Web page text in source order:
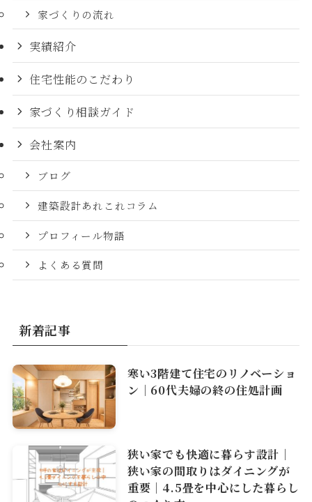
家づくりの流れ
実績紹介
住宅性能のこだわり
家づくり相談ガイド
会社案内
ブログ
建築設計あれこれコラム
プロフィール物語
よくある質問
新着記事
寒い3階建て住宅のリノベーショ
ン｜60代夫婦の終の住処計画
狭い家でも快適に暮らす設計｜
狭い家の間取りはダイニングが
重要｜4.5畳を中心にした暮らし